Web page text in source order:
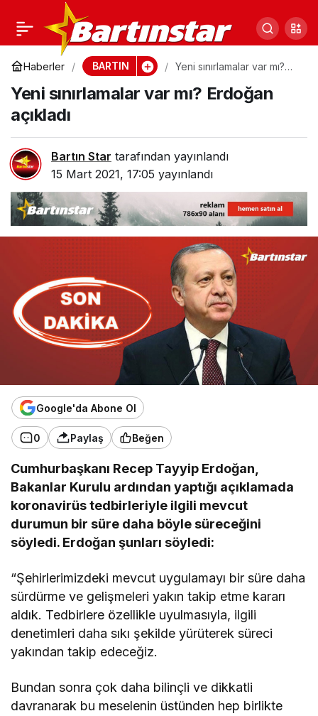
Haberler BARTIN
Yeni sınırlamalar var mı?
Yeni sınırlamalar var mı? Erdoğan
açıkladı
Bartın Star tarafından yayınlandı
15 Mart 2021, 17:05 yayınlandı
Google'da Abone Ol
0 Paylaş Beğen
Cumhurbaşkanı Recep Tayyip Erdoğan,
Bakanlar Kurulu ardından yaptığı açıklamada
koronavirüs tedbirleriyle ilgili mevcut
durumun bir süre daha böyle süreceğini
söyledi. Erdoğan şunları söyledi:
“Şehirlerimizdeki mevcut uygulamayı bir süre daha
sürdürme ve gelişmeleri yakın takip etme kararı
aldık. Tedbirlere özellikle uyulmasıyla, ilgili
denetimleri daha sıkı şekilde yürüterek süreci
yakından takip edeceğiz.
Bundan sonra çok daha bilinçli ve dikkatli
davranarak bu meselenin üstünden hep birlikte
Bartın Devlet
Hastanesi’nde
yolsuzluk! İşte bakanlık
raporu, savcılık
harekete geçti
0 Paylaş